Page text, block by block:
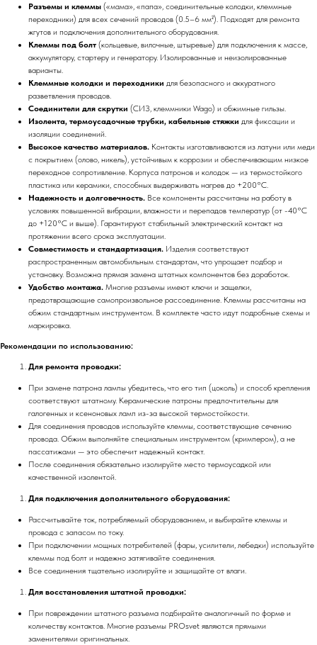
Разъемы и клеммы («мама», «папа», соединительные колодки, клеммные
переходники) для всех сечений проводов (0.5–6 мм²). Подходят для ремонта
жгутов и подключения дополнительного оборудования.
Клеммы под болт (кольцевые, вилочные, штыревые) для подключения к массе,
аккумулятору, стартеру и генератору. Изолированные и неизолированные
варианты.
Клеммные колодки и переходники для безопасного и аккуратного
разветвления проводов.
Соединители для скрутки (СИЗ, клеммники Wago) и обжимные гильзы.
Изолента, термоусадочные трубки, кабельные стяжки для фиксации и
изоляции соединений.
Высокое качество материалов. Контакты изготавливаются из латуни или меди
с покрытием (олово, никель), устойчивым к коррозии и обеспечивающим низкое
переходное сопротивление. Корпуса патронов и колодок — из термостойкого
пластика или керамики, способных выдерживать нагрев до +200°C.
Надежность и долговечность. Все компоненты рассчитаны на работу в
условиях повышенной вибрации, влажности и перепадов температур (от -40°C
до +120°C и выше). Гарантируют стабильный электрический контакт на
протяжении всего срока эксплуатации.
Совместимость и стандартизация. Изделия соответствуют
распространенным автомобильным стандартам, что упрощает подбор и
установку. Возможна прямая замена штатных компонентов без доработок.
Удобство монтажа. Многие разъемы имеют ключи и защелки,
предотвращающие самопроизвольное рассоединение. Клеммы рассчитаны на
обжим стандартным инструментом. В комплекте часто идут подробные схемы и
маркировка.
Рекомендации по использованию:
Для ремонта проводки:
При замене патрона лампы убедитесь, что его тип (цоколь) и способ крепления
соответствуют штатному. Керамические патроны предпочтительны для
галогенных и ксеноновых ламп из-за высокой термостойкости.
Для соединения проводов используйте клеммы, соответствующие сечению
провода. Обжим выполняйте специальным инструментом (кримпером), а не
пассатижами — это обеспечит надежный контакт.
После соединения обязательно изолируйте место термоусадкой или
качественной изолентой.
Для подключения дополнительного оборудования:
Рассчитывайте ток, потребляемый оборудованием, и выбирайте клеммы и
провода с запасом по току.
При подключении мощных потребителей (фары, усилители, лебедки) используйте
клеммы под болт и надежно затягивайте соединения.
Все соединения тщательно изолируйте и защищайте от влаги.
Для восстановления штатной проводки:
При повреждении штатного разъема подбирайте аналогичный по форме и
количеству контактов. Многие разъемы PROsvet являются прямыми
заменителями оригинальных.